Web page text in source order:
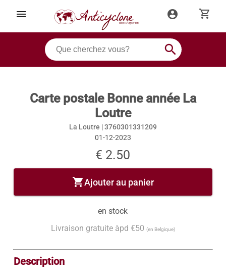
menu account_circle shopping_cart
search
Carte postale Bonne année La
Loutre
La Loutre |3760301331209
01-12-2023
€ 2.50
shopping_cartAjouter au panier
en stock
Livraison gratuite àpd €50 (en Belgique)
Description